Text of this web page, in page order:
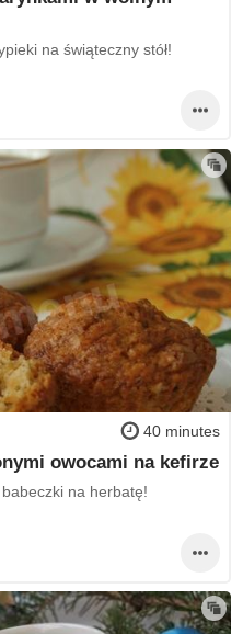
na świąteczny stół!
40 minutes
owocami na kefirze
na herbatę!